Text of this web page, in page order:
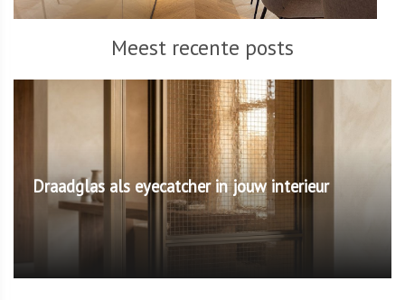
Meest recente posts
Draadglas als eyecatcher in jouw interieur